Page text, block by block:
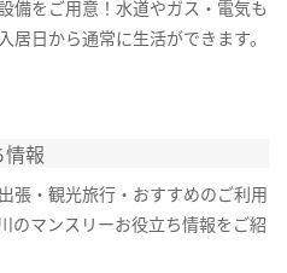
備をご用意！水道やガス・電気も
居日から通常に生活ができます。
報
張・観光旅行・おすすめのご利用
のマンスリーお役立ち情報をご紹